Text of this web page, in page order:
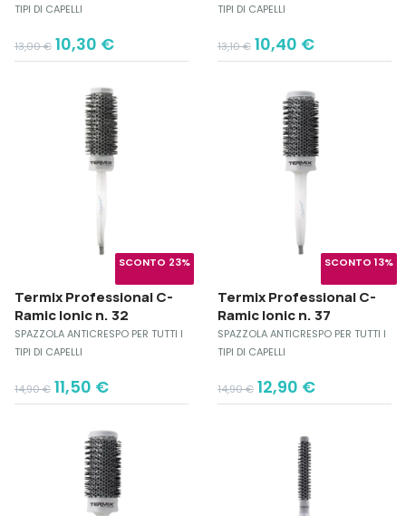
TIPI DI CAPELLI
13,00€
Original
price
10,30 €
Current
price
TIPI DI CAPELLI
13,10€
Original
price
10,40 €
Current
price
10,40 €.
SCONTO 23%
Termix Professional C-
Ramic Ionic n. 32
SPAZZOLA ANTICRESPO PER TUTTI I
TIPI DI CAPELLI
14,90€
Original
price
11,50 €
Current
price
SCONTO 13%
Termix Professional C-
Ramic Ionic n. 37
SPAZZOLA ANTICRESPO PER TUTTI I
TIPI DI CAPELLI
14,90€
Original
price
12,90 €
Current
price